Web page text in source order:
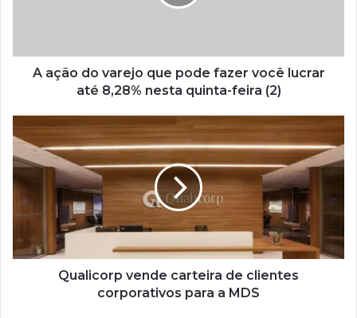
A ação do varejo que pode fazer você lucrar
até 8,28% nesta quinta-feira (2)
Qualicorp vende carteira de clientes
corporativos para a MDS